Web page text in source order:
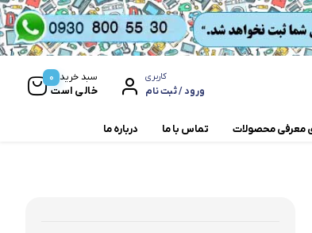
کاربری
ورود / ثبت نام
سبد خرید
خالی است
0
معرفی محصولات تماس با ما درباره ما